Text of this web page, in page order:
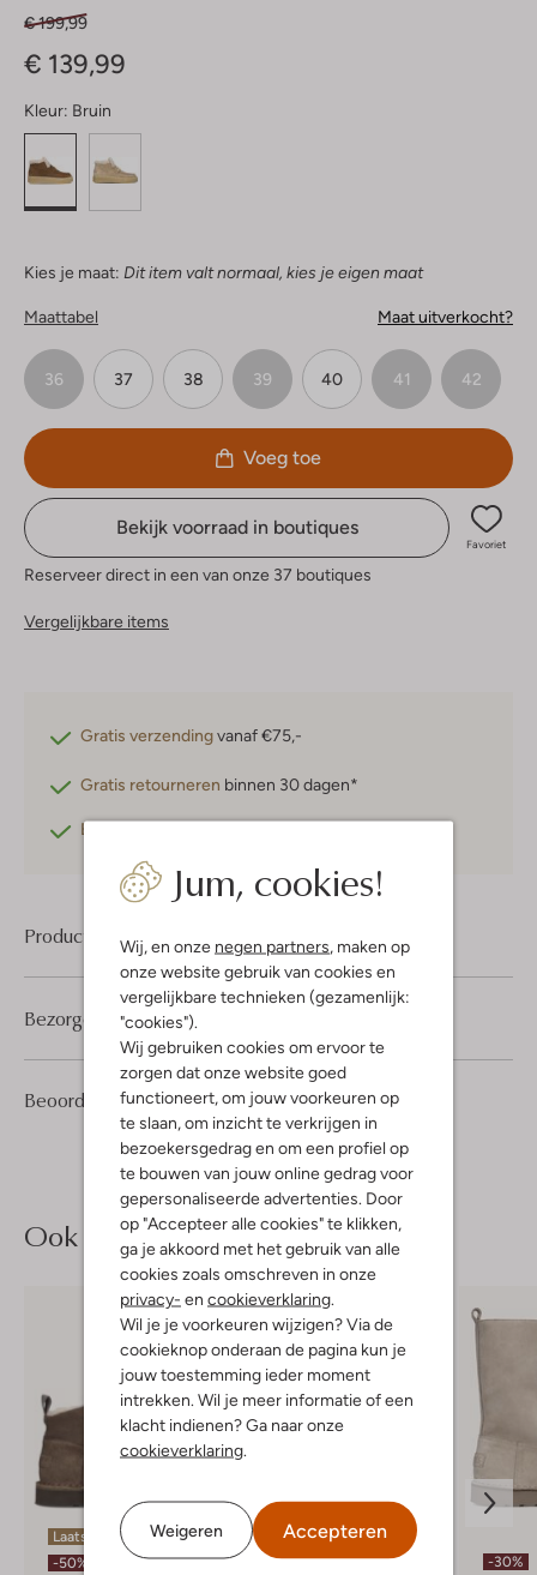
Jum, cookies!
Wij, en onze negen partners, maken op
onze website gebruik van cookies en
vergelijkbare technieken (gezamenlijk:
"cookies").
Wij gebruiken cookies om ervoor te
zorgen dat onze website goed
functioneert, om jouw voorkeuren op
te slaan, om inzicht te verkrijgen in
bezoekersgedrag en om een profiel op
te bouwen van jouw online gedrag voor
gepersonaliseerde advertenties. Door
op "Accepteer alle cookies" te klikken,
ga je akkoord met het gebruik van alle
cookies zoals omschreven in onze
privacy- en cookieverklaring.
Wil je je voorkeuren wijzigen? Via de
cookieknop onderaan de pagina kun je
jouw toestemming ieder moment
intrekken. Wil je meer informatie of een
klacht indienen? Ga naar onze
cookieverklaring.
Weigeren Accepteren
€ 199,99
€ 139,99
Kleur: Bruin
Kies je maat: Dit item valt normaal, kies je eigen maat
Maattabel Maat uitverkocht?
36 37 38 39 40 41 42
Voeg toe
Bekijk voorraad in boutiques
Favoriet
Reserveer direct in een van onze 37 boutiques
Vergelijkbare items
Gratis verzendingvanaf €75,-
Gratis retourneren binnen 30 dagen*
Betaal achteraf
Product informatie
Beoordelingen (1) 4/5
1
4
Sterren
Bezorgen & retourneren
Ook iets voor jou?
Laatste maten
-50%
-50% -30%